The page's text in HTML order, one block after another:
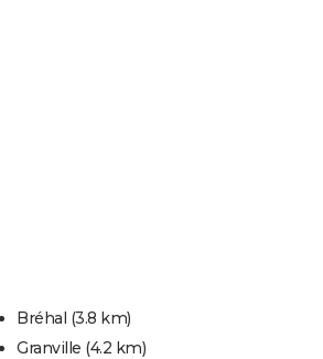
Bréhal (3.8 km)
Granville (4.2 km)